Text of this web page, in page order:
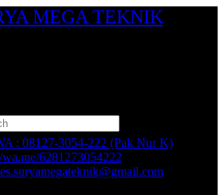
MEGA TEKNIK
: 08127-3054-222 (Pak Nur K)
wa.me/6281273054222